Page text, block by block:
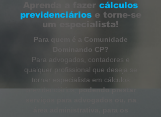
Aprenda a fazer cálculos
previdenciáriose torne-se
um especialista!
Para quem é a Comunidade
Dominando CP?
Para advogados, contadores e
qualquer profissional que deseja se
tornar especialista em cálculos
previdenciários,podendo prestar